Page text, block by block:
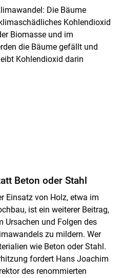
content
Die Bäume
Kohlendioxid
Biomasse und im
die Bäume gefällt und
Kohlendioxid darin
Beton oder Stahl
Einsatz von Holz, etwa im
ist ein weiterer Beitrag,
Ursachen und Folgen des
zu mildern. Wer
wie Beton oder Stahl.
fordert Hans Joachim
des renommierten